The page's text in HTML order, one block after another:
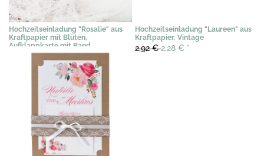
Hochzeitseinladung "Rosalie" aus
Kraftpapier mit Blüten,
Aufklappkarte mit Band
2,35 €*
Hochzeitseinladung "Laureen" aus
Kraftpapier, Vintage
2,92 €2,28 € *